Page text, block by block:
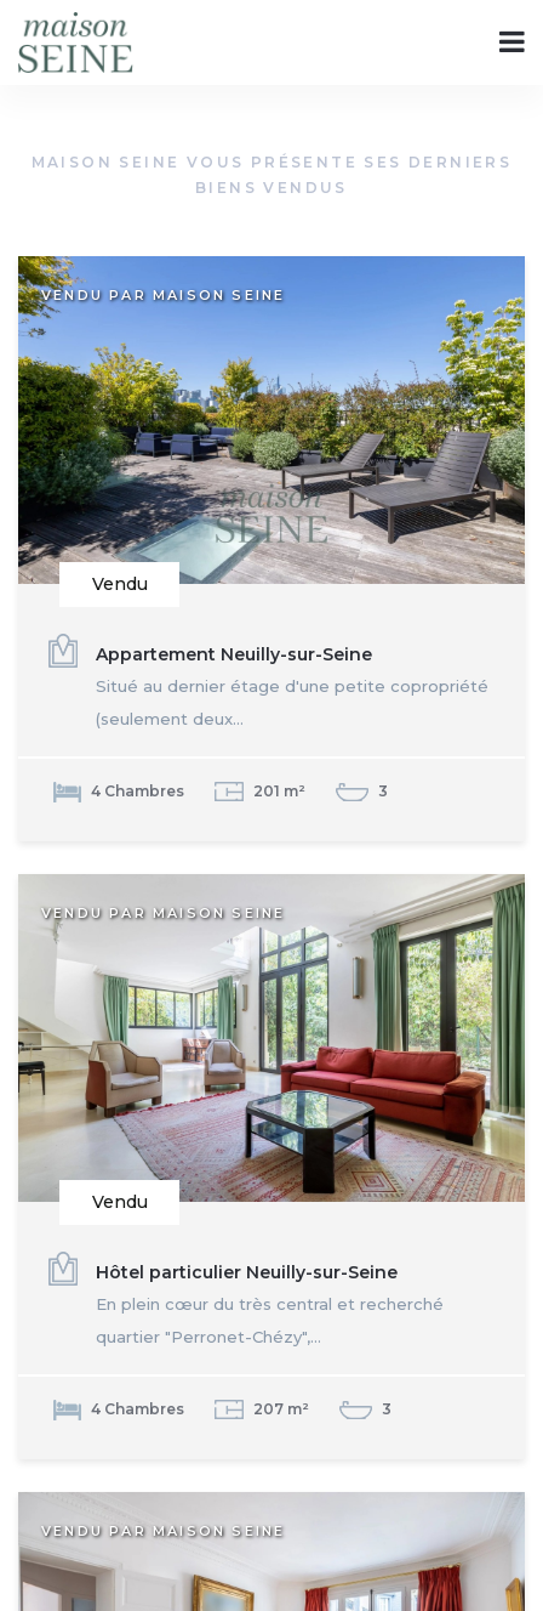
MAISON SEINE VOUS PRÉSENTE SES DERNIERS
BIENS VENDUS
VENDU PAR MAISON SEINE
Vendu
Appartement Neuilly-sur-Seine
Situé au dernier étage d'une petite copropriété
(seulement deux...
4 Chambres 201 m² 3
VENDU PAR MAISON SEINE
Vendu
Hôtel particulier Neuilly-sur-Seine
En plein cœur du très central et recherché
quartier "Perronet-Chézy",...
4 Chambres 207 m² 3
VENDU PAR MAISON SEINE